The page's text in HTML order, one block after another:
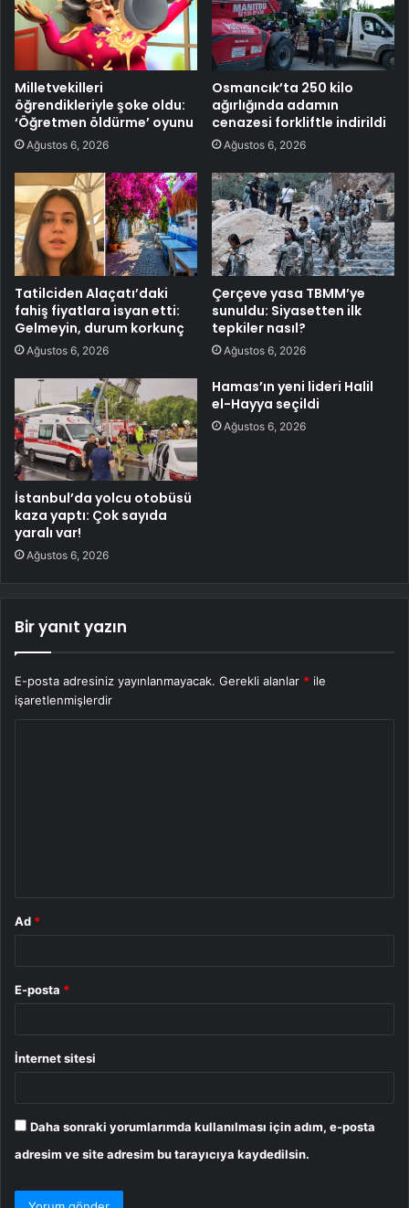
Milletvekilleri
öğrendikleriyle şoke oldu:
‘Öğretmen öldürme’ oyunu
Ağustos 6, 2026
Osmancık’ta 250 kilo
ağırlığında adamın
cenazesi forkliftle indirildi
Ağustos 6, 2026
Tatilciden Alaçatı’daki
fahiş fiyatlara isyan etti:
Gelmeyin, durum korkunç
Ağustos 6, 2026
Çerçeve yasa TBMM’ye
sunuldu: Siyasetten ilk
tepkiler nasıl?
Ağustos 6, 2026
İstanbul’da yolcu otobüsü
kaza yaptı: Çok sayıda
yaralı var!
Ağustos 6, 2026
Hamas’ın yeni lideri Halil
el-Hayya seçildi
Ağustos 6, 2026
Bir yanıt yazın
E-posta adresiniz yayınlanmayacak. Gerekli alanlar * ile
işaretlenmişlerdir
Ad *
E-posta *
İnternet sitesi
Daha sonraki yorumlarımda kullanılması için adım, e-posta
adresim ve site adresim bu tarayıcıya kaydedilsin.